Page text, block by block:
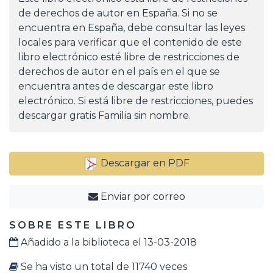
de derechos de autor en España. Si no se
encuentra en España, debe consultar las leyes
locales para verificar que el contenido de este
libro electrónico esté libre de restricciones de
derechos de autor en el país en el que se
encuentra antes de descargar este libro
electrónico. Si está libre de restricciones, puedes
descargar gratis Familia sin nombre.
Descargar en PDF
Enviar por correo
SOBRE ESTE LIBRO
Añadido a la biblioteca el 13-03-2018
Se ha visto un total de 11740 veces